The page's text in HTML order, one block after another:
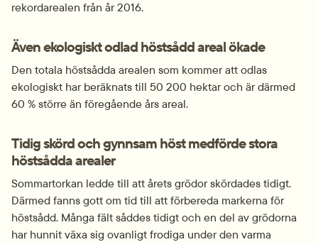
rekordarealen från år 2016.
Även ekologiskt odlad höstsådd areal ökade
Den totala höstsådda arealen som kommer att odlas
ekologiskt har beräknats till 50 200 hektar och är därmed
60 % större än föregående års areal.
Tidig skörd och gynnsam höst medförde stora
höstsådda arealer
Sommartorkan ledde till att årets grödor skördades tidigt.
Därmed fanns gott om tid till att förbereda markerna för
höstsådd. Många fält såddes tidigt och en del av grödorna
har hunnit växa sig ovanligt frodiga under den varma